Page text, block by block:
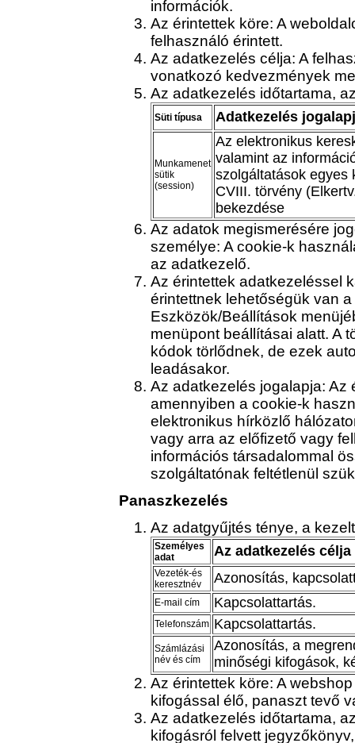
információk.
Az érintettek köre: A
felhasználó érintett.
Az adatkezelés célja: A
vonatkozó kedvezmények
Az adatkezelés időtartama,
Süti típusa Adatkezelés
Munkamenet
sütik
(session)
Az elektronikus
valamint az
szolgáltatások egyes
CVIII. törvény
bekezdése
Az adatok megismerésére
személye: A cookie-k
az adatkezelő.
Az érintettek adatkezeléssel
érintettnek lehetőségük van
Eszközök/Beállítások
menüpont beállításai alatt. A
kódok törlődnek, de ezek
leadásakor.
Az adatkezelés jogalapja: Az
amennyiben a cookie-k
elektronikus hírközlő
vagy arra az előfizető vagy
információs társadalommal
szolgáltatónak feltétlenül
Panaszkezelés
Az adatgyűjtés ténye, a
Személyes
adat
Az adatkezelés célja
Vezeték-és
keresztnév
Azonosítás,
E-mail cím Kapcsolattartás.
Telefonszám Kapcsolattartás.
Számlázási
név és cím
Azonosítás, a
minőségi kifogások,
Az érintettek köre: A
kifogással élő, panaszt tevő
Az adatkezelés időtartama,
kifogásról felvett